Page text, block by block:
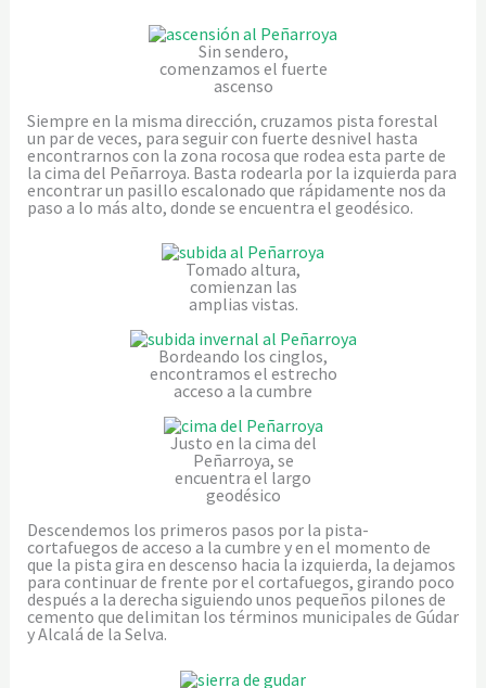
Sin sendero,
comenzamos el fuerte
ascenso
Siempre en la misma dirección, cruzamos pista forestal
un par de veces, para seguir con fuerte desnivel hasta
encontrarnos con la zona rocosa que rodea esta parte de
la cima del Peñarroya. Basta rodearla por la izquierda para
encontrar un pasillo escalonado que rápidamente nos da
paso a lo más alto, donde se encuentra el geodésico.
Tomado altura,
comienzan las
amplias vistas.
Bordeando los cinglos,
encontramos el estrecho
acceso a la cumbre
Justo en la cima del
Peñarroya, se
encuentra el largo
geodésico
Descendemos los primeros pasos por la pista-
cortafuegos de acceso a la cumbre y en el momento de
que la pista gira en descenso hacia la izquierda, la dejamos
para continuar de frente por el cortafuegos, girando poco
después a la derecha siguiendo unos pequeños pilones de
cemento que delimitan los términos municipales de Gúdar
y Alcalá de la Selva.